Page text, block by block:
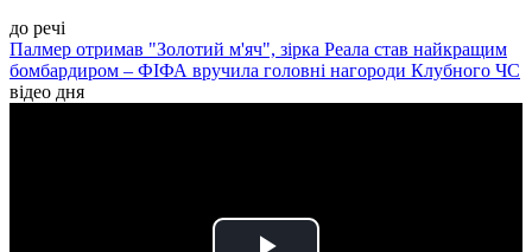
до речі
Палмер отримав "Золотий м'яч", зірка Реала став найкращим
бомбардиром – ФІФА вручила головні нагороди Клубного ЧС
відео дня